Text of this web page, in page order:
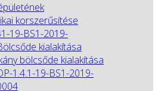
korszerűsítése
19-BS1-2019-
kialakítása
bölcsőde kialakítása
1.4.1-19-BS1-2019-